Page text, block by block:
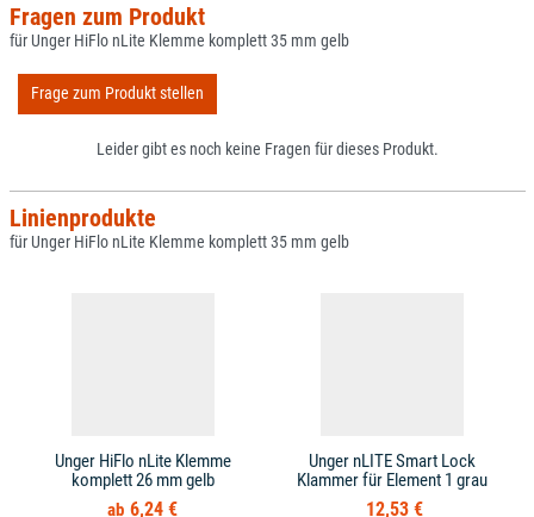
Fragen zum Produkt
für Unger HiFlo nLite Klemme komplett 35 mm gelb
Frage zum Produkt stellen
Leider gibt es noch keine Fragen für dieses Produkt.
Linienprodukte
für Unger HiFlo nLite Klemme komplett 35 mm gelb
Unger HiFlo nLite Klemme
komplett 26 mm gelb
6,24 €
Unger nLITE Smart Lock
Klammer für Element 1 grau
12,53 €